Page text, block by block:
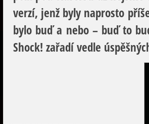
verzí, jenž byly naprosto
bylo buď a nebo – buď to
Shock! zařadí vedle